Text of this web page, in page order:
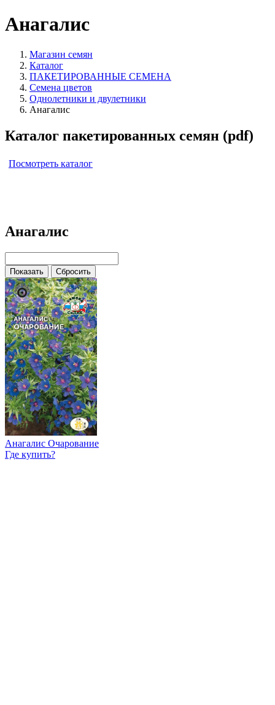
Анагалис
Магазин семян
Каталог
ПАКЕТИРОВАННЫЕ СЕМЕНА
Семена цветов
Однолетники и двулетники
Анагалис
Каталог пакетированных семян (pdf)
Посмотреть каталог
Анагалис
Анагалис Очарование
Где купить?